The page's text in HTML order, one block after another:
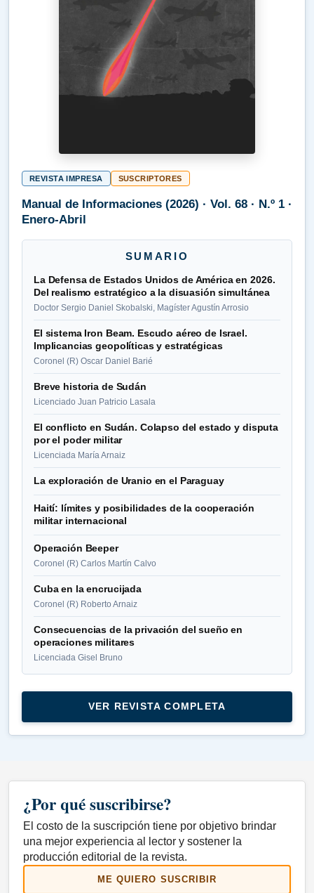
REVISTA IMPRESA SUSCRIPTORES
Manual de Informaciones (2026) · Vol. 68 · N.º 1 ·
Enero-Abril
SUMARIO
La Defensa de Estados Unidos de América en 2026.
Del realismo estratégico a la disuasión simultánea
Doctor Sergio Daniel Skobalski, Magíster Agustín Arrosio
El sistema Iron Beam. Escudo aéreo de Israel.
Implicancias geopolíticas y estratégicas
Coronel (R) Oscar Daniel Barié
Breve historia de Sudán
Licenciado Juan Patricio Lasala
El conflicto en Sudán. Colapso del estado y disputa
por el poder militar
Licenciada María Arnaiz
La exploración de Uranio en el Paraguay
Haití: límites y posibilidades de la cooperación
militar internacional
Operación Beeper
Coronel (R) Carlos Martín Calvo
Cuba en la encrucijada
Coronel (R) Roberto Arnaiz
Consecuencias de la privación del sueño en
operaciones militares
Licenciada Gisel Bruno
VER REVISTA COMPLETA
¿Por qué suscribirse?
El costo de la suscripción tiene por objetivo brindar
una mejor experiencia al lector y sostener la
producción editorial de la revista.
ME QUIERO SUSCRIBIR